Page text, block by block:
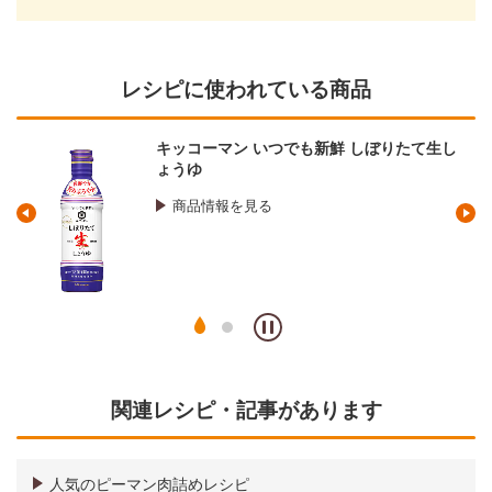
レシピに使われている商品
キッコーマン いつでも新鮮 しぼりたて生し
ょうゆ
商品情報を見る
関連レシピ・記事があります
人気のピーマン肉詰めレシピ